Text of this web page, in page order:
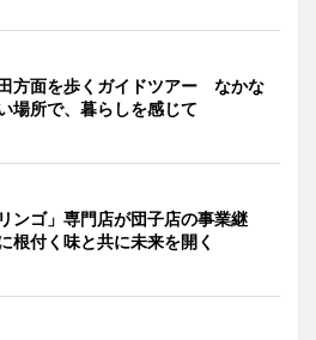
方面を歩くガイドツアー なかな
場所で、暮らしを感じて
ンゴ」専門店が団子店の事業継
付く味と共に未来を開く